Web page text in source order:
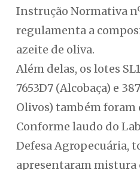
Instrução Normativa
regulamenta a
azeite de oliva.
Além delas, os lotes
7653D7 (Alcobaça) e
Olivos) também foram
Conforme laudo do
Defesa Agropecuária,
apresentaram mistura